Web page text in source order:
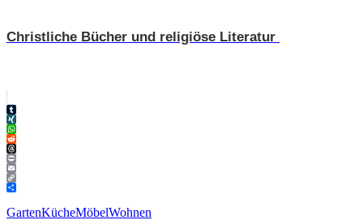
Christliche Bücher und religiöse Literatur
Tumblr
XING
WhatsApp
Reddit
Threads
Print
Email
Copy
Link
Teilen
GartenKücheMöbelWohnen